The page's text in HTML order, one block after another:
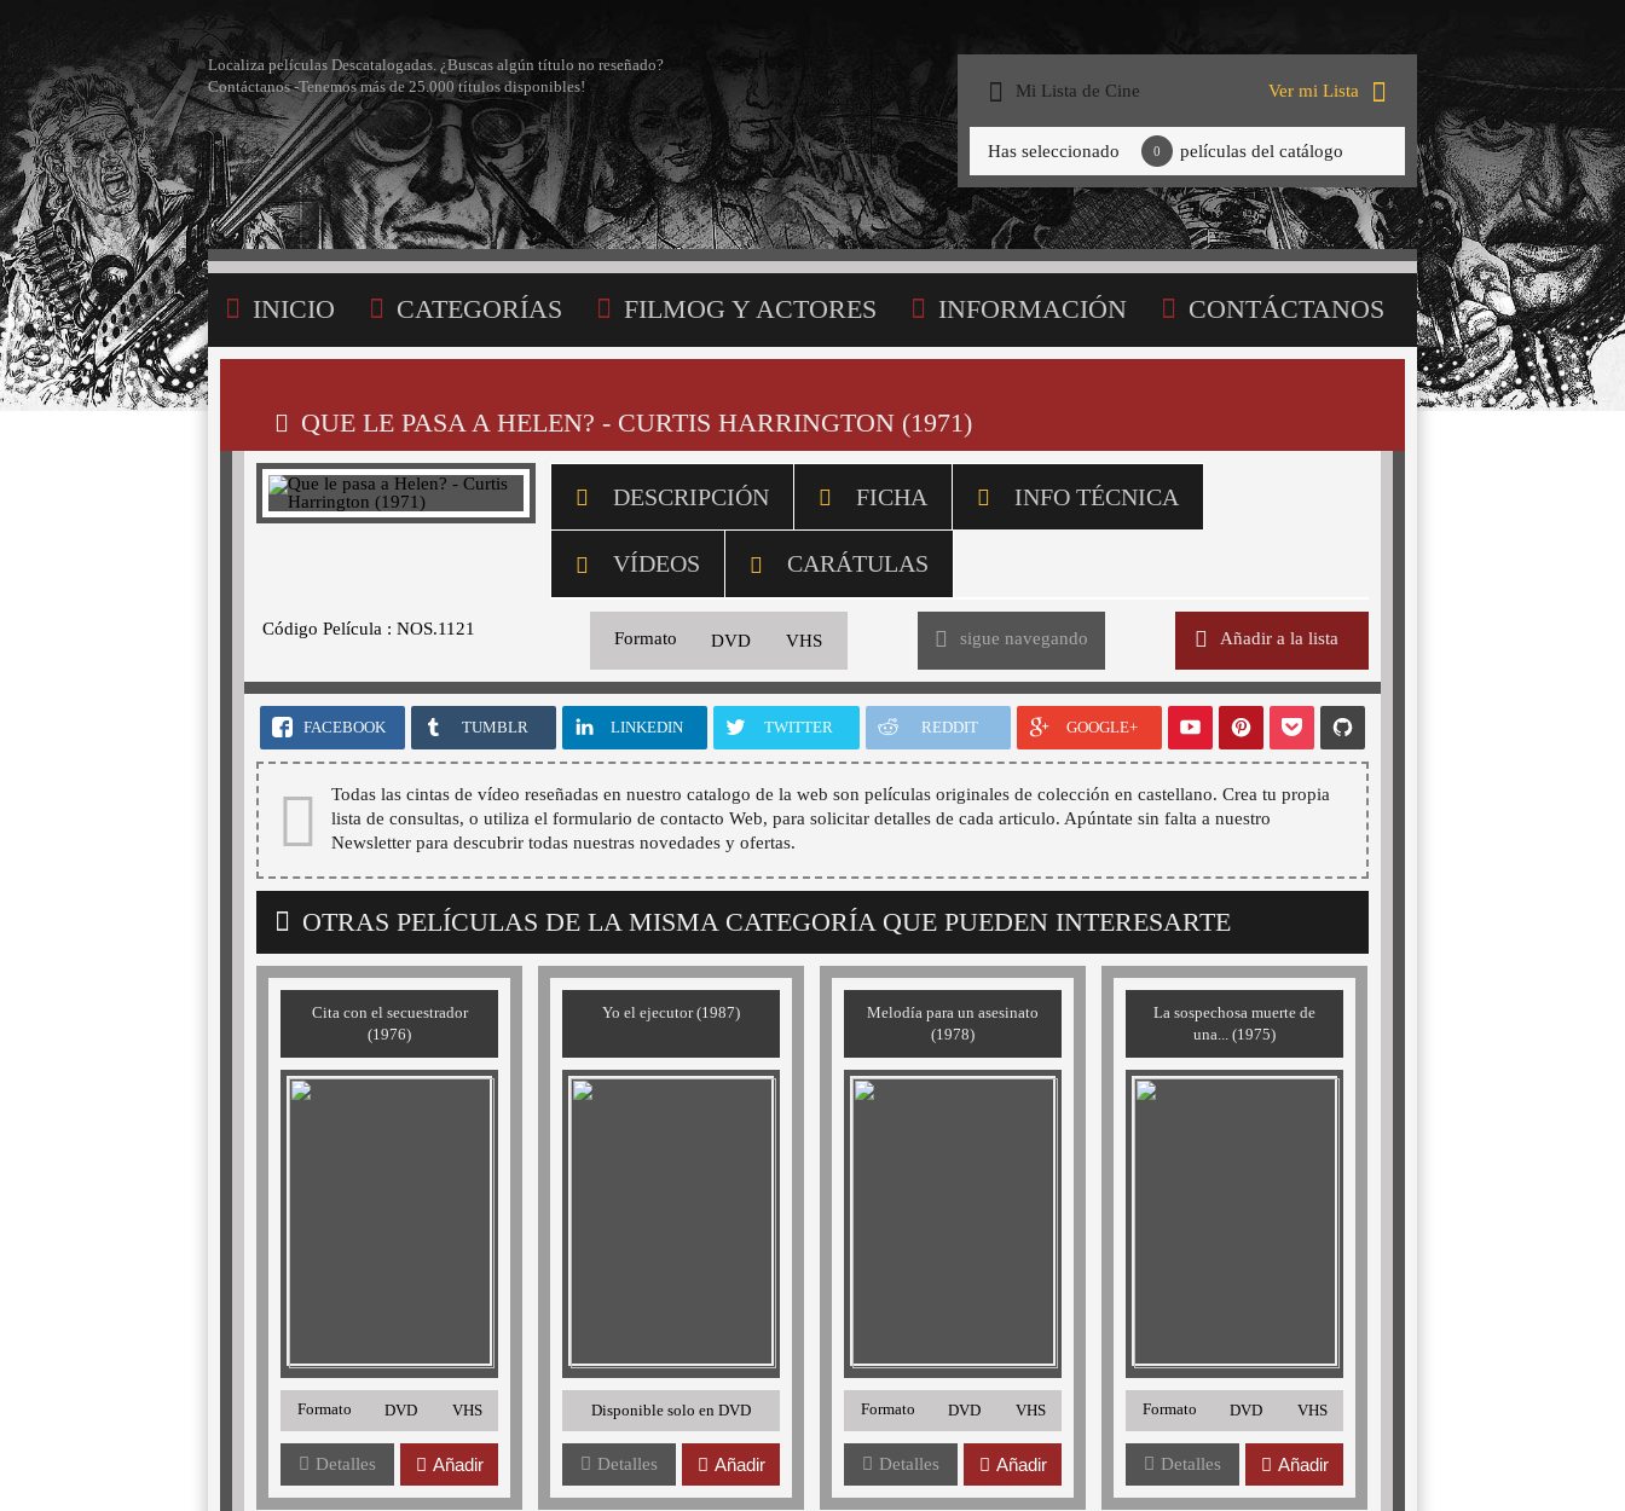
Localiza películas Descatalogadas. ¿Buscas algún título no reseñado?
Contáctanos -Tenemos más de 25.000 títulos disponibles!
Mi Lista de Cine Ver mi Lista
Has seleccionado 0 películas del catálogo
INICIO CATEGORÍAS FILMOG Y ACTORES INFORMACIÓN CONTÁCTANOS
QUE LE PASA A HELEN? - CURTIS HARRINGTON (1971)
DESCRIPCIÓN FICHA INFO TÉCNICA
VÍDEOS CARÁTULAS
Código Película : NOS.1121
Formato DVD VHS sigue navegando Añadir a la lista
FACEBOOK TUMBLR LINKEDIN TWITTER REDDIT GOOGLE+
Todas las cintas de vídeo reseñadas en nuestro catalogo de la web son películas originales de colección en castellano. Crea tu propia
lista de consultas, o utiliza el formulario de contacto Web, para solicitar detalles de cada articulo. Apúntate sin falta a nuestro
Newsletter para descubrir todas nuestras novedades y ofertas.
OTRAS PELÍCULAS DE LA MISMA CATEGORÍA QUE PUEDEN INTERESARTE
Cita con el secuestrador
(1976)
Formato DVD VHS
Detalles Añadir
Yo el ejecutor (1987)
Disponible solo en DVD
Detalles Añadir
Melodía para un asesinato
(1978)
Formato DVD VHS
Detalles Añadir
La sospechosa muerte de
una... (1975)
Formato DVD VHS
Detalles Añadir